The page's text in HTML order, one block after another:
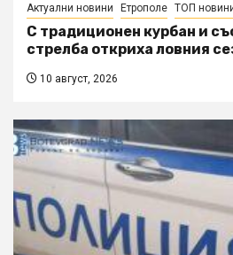
Актуални новини Етрополе ТОП
С традиционен курбан и
стрелба откриха ловния
10 август, 2026